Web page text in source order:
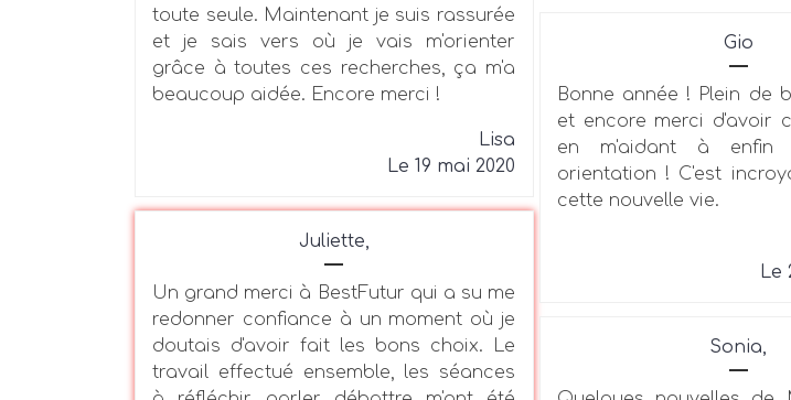
toute seule. Maintenant je suis rassurée
et je sais vers où je vais m'orienter
grâce à toutes ces recherches, ça m'a
beaucoup aidée. Encore merci !
Lisa
Le 19 mai 2020
Juliette,
Un grand merci à BestFutur qui a su me
redonner confiance à un moment où je
doutais d'avoir fait les bons choix. Le
travail effectué ensemble, les séances
Gio
Bonne année ! Plein de
et encore merci d'avoir
en m'aidant à enfin
orientation ! C'est
cette nouvelle vie.
Le
Sonia,